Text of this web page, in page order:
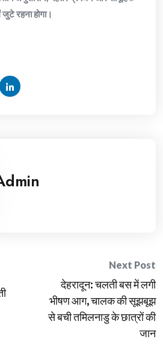
जुटे रहना होगा।
Next Post
देहरादून: चलती बस में लगी
भीषण आग, चालक की सूझबूझ
से बची तमिलनाडु के छात्रों की
जान